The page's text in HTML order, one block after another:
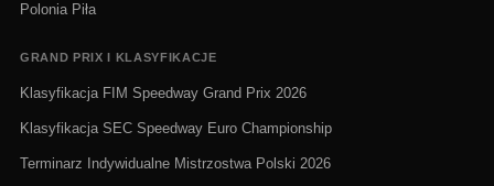
Polonia Piła
GRAND PRIX I KLASYFIKACJE
Klasyfikacja FIM Speedway Grand Prix 2026
Klasyfikacja SEC Speedway Euro Championship
Terminarz Indywidualne Mistrzostwa Polski 2026